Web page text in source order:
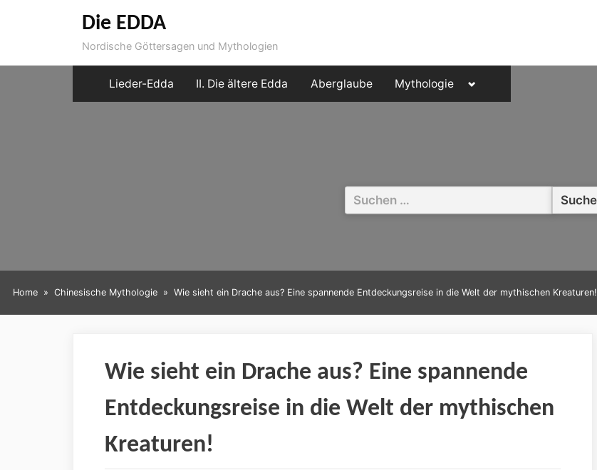
Die EDDA
Nordische Göttersagen und Mythologien
Lieder-Edda II. Die ältere Edda Aberglaube Mythologie
Toggle
menu
Suchen
nach:
Home Chinesische Mythologie Wie sieht ein Drache aus? Eine spannende Entdeckungsreise in die Welt der mythischen Kreaturen!
Wie sieht ein Drache aus? Eine spannende
Entdeckungsreise in die Welt der mythischen
Kreaturen!